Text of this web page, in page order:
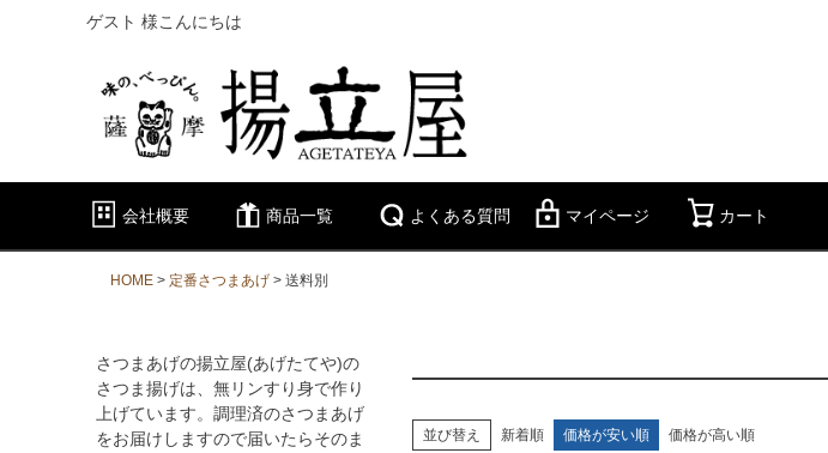
ゲスト 様こんにちは
会社概要 商品一覧 よくある質問 マイページ カート
HOME 定番さつまあげ 送料別
さつまあげの揚立屋(あげたてや)の
さつま揚げは、無リンすり身で作り
上げています。調理済のさつまあげ
をお届けしますので届いたらそのま
並び替え 新着順 価格が安い順 価格が高い順